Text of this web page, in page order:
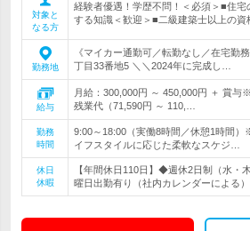
対象と
なる方
経験者優遇！学歴不問！＜必須＞■住
する知識＜歓迎＞■二級建築士以上の資
勤務地
《マイカー通勤可／転勤なし／在宅勤
丁目33番地5 ＼＼2024年に完成し…
給与
月給：300,000円 ～ 450,000円 ＋ 賞与
残業代（71,590円 ～ 110,…
勤務
時間
9:00～18:00（実働8時間／休憩1時間
イフスタイルに応じた柔軟なスケジ…
休日
休暇
【年間休日110日】◆週休2日制（水・
曜日出勤有り（社内カレンダーによる